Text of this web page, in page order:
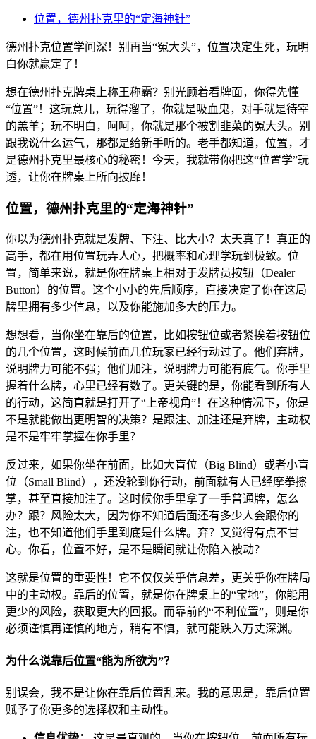
位置，德州扑克里的“定海神针”
德州扑克位置学问深！别再当“冤大头”，位置决定生死，玩明
白你就赢定了！
想在德州扑克牌桌上称王称霸？别光顾着看牌面，你得先懂
“位置”！这玩意儿，玩得溜了，你就是吸血鬼，对手就是待宰
的羔羊；玩不明白，呵呵，你就是那个被割韭菜的冤大头。别
跟我说什么运气，那都是给新手听的。老手都知道，位置，才
是德州扑克里最核心的秘密！今天，我就带你把这“位置学”玩
透，让你在牌桌上所向披靡！
位置，德州扑克里的“定海神针”
你以为德州扑克就是发牌、下注、比大小？太天真了！真正的
高手，都在用位置玩弄人心，把概率和心理学玩到极致。位
置，简单来说，就是你在牌桌上相对于发牌员按钮（Dealer
Button）的位置。这个小小的先后顺序，直接决定了你在这局
牌里拥有多少信息，以及你能施加多大的压力。
想想看，当你坐在靠后的位置，比如按钮位或者紧挨着按钮位
的几个位置，这时候前面几位玩家已经行动过了。他们弃牌，
说明牌力可能不强；他们加注，说明牌力可能有底气。你手里
握着什么牌，心里已经有数了。更关键的是，你能看到所有人
的行动，这简直就是打开了“上帝视角”！在这种情况下，你是
不是就能做出更明智的决策？是跟注、加注还是弃牌，主动权
是不是牢牢掌握在你手里？
反过来，如果你坐在前面，比如大盲位（Big Blind）或者小盲
位（Small Blind），还没轮到你行动，前面就有人已经摩拳擦
掌，甚至直接加注了。这时候你手里拿了一手普通牌，怎么
办？跟？风险太大，因为你不知道后面还有多少人会跟你的
注，也不知道他们手里到底是什么牌。弃？又觉得有点不甘
心。你看，位置不好，是不是瞬间就让你陷入被动？
这就是位置的重要性！它不仅仅关乎信息差，更关乎你在牌局
中的主动权。靠后的位置，就是你在牌桌上的“宝地”，你能用
更少的风险，获取更大的回报。而靠前的“不利位置”，则是你
必须谨慎再谨慎的地方，稍有不慎，就可能跌入万丈深渊。
为什么说靠后位置“能为所欲为”？
别误会，我不是让你在靠后位置乱来。我的意思是，靠后位置
赋予了你更多的选择权和主动性。